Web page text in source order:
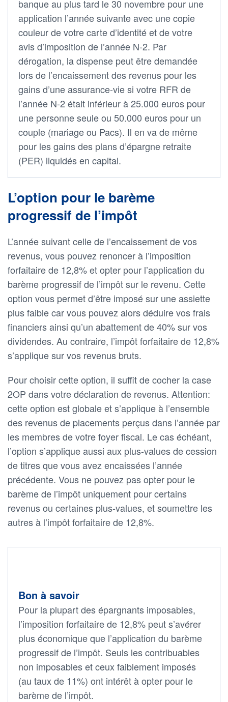
banque au plus tard le 30 novembre pour une
application l’année suivante avec une copie
couleur de votre carte d’identité et de votre
avis d’imposition de l’année N-2. Par
dérogation, la dispense peut être demandée
lors de l’encaissement des revenus pour les
gains d’une assurance-vie si votre RFR de
l’année N-2 était inférieur à 25.000 euros pour
une personne seule ou 50.000 euros pour un
couple (mariage ou Pacs). Il en va de même
pour les gains des plans d’épargne retraite
(PER) liquidés en capital.
L’option pour le barème
progressif de l’impôt
L’année suivant celle de l’encaissement de vos
revenus, vous pouvez renoncer à l’imposition
forfaitaire de 12,8% et opter pour l’application du
barème progressif de l’impôt sur le revenu. Cette
option vous permet d’être imposé sur une assiette
plus faible car vous pouvez alors déduire vos frais
financiers ainsi qu’un abattement de 40% sur vos
dividendes. Au contraire, l’impôt forfaitaire de 12,8%
s’applique sur vos revenus bruts.
Pour choisir cette option, il suffit de cocher la case
2OP dans votre déclaration de revenus. Attention:
cette option est globale et s’applique à l’ensemble
des revenus de placements perçus dans l’année par
les membres de votre foyer fiscal. Le cas échéant,
l’option s’applique aussi aux plus-values de cession
de titres que vous avez encaissées l’année
précédente. Vous ne pouvez pas opter pour le
barème de l’impôt uniquement pour certains
revenus ou certaines plus-values, et soumettre les
autres à l’impôt forfaitaire de 12,8%.
Bon à savoir
Pour la plupart des épargnants imposables,
l’imposition forfaitaire de 12,8% peut s’avérer
plus économique que l’application du barème
progressif de l’impôt. Seuls les contribuables
non imposables et ceux faiblement imposés
(au taux de 11%) ont intérêt à opter pour le
barème de l’impôt.